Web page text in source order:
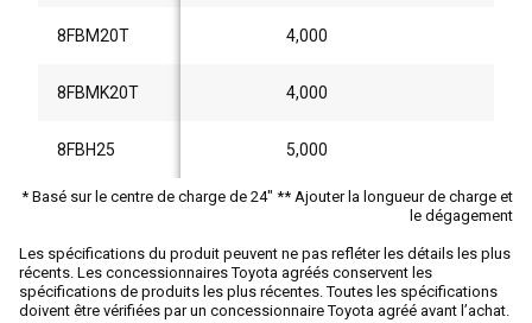
8FBM20T 4,000
8FBMK20T 4,000
8FBH25 5,000
* Basé sur le centre de charge de 24" ** Ajouter la longueur de charge et
le dégagement
Les spécifications du produit peuvent ne pas refléter les détails les plus
récents. Les concessionnaires Toyota agréés conservent les
spécifications de produits les plus récentes. Toutes les spécifications
doivent être vérifiées par un concessionnaire Toyota agréé avant l’achat.